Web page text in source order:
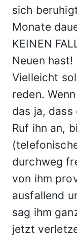
sich
Monate
KEINEN
Neuen hast!
Vielleicht
reden.
das ja,
Ruf ihn an,
durchweg
von ihm
ausfallend
sag ihm
jetzt